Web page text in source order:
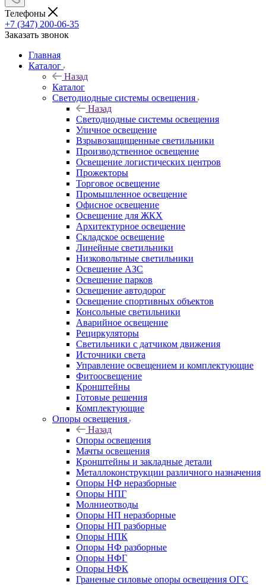
Телефоны
+7 (347) 200-06-35
Заказать звонок
Главная
Каталог
Назад
Каталог
Светодиодные системы освещения
Назад
Светодиодные системы освещения
Уличное освещение
Взрывозащищенные светильники
Производственное освещение
Освещение логистических центров
Прожекторы
Торговое освещение
Промышленное освещение
Офисное освещение
Освещение для ЖКХ
Архитектурное освещение
Складское освещение
Линейные светильники
Низковольтные светильники
Освещение АЗС
Освещение парков
Освещение автодорог
Освещение спортивных объектов
Консольные светильники
Аварийное освещение
Рециркуляторы
Светильники с датчиком движения
Источники света
Управление освещением и комплектующие
Фитоосвещение
Кронштейны
Готовые решения
Комплектующие
Опоры освещения
Назад
Опоры освещения
Мачты освещения
Кронштейны и закладные детали
Металлоконструкции различного назначения
Опоры НФ неразборные
Опоры НПГ
Молниеотводы
Опоры НП неразборные
Опоры НП разборные
Опоры НПК
Опоры НФ разборные
Опоры НФГ
Опоры НФК
Граненые силовые опоры освещения ОГС